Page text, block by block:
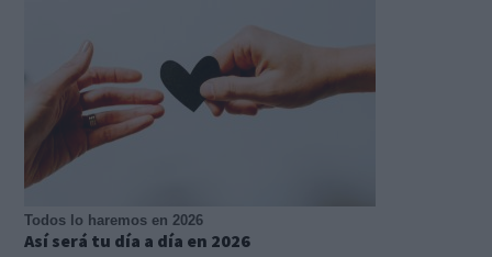
Todos lo haremos en 2026
Así será tu día a día en 2026